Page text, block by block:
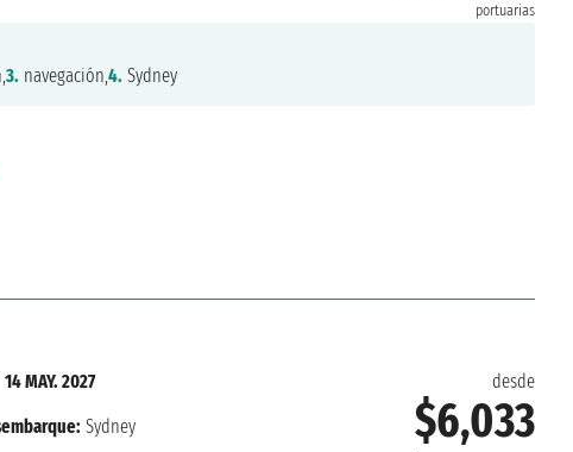
portuarias
3. navegación,4. Sydney
desde
$6,033
|14 MAY. 2027
Sydney